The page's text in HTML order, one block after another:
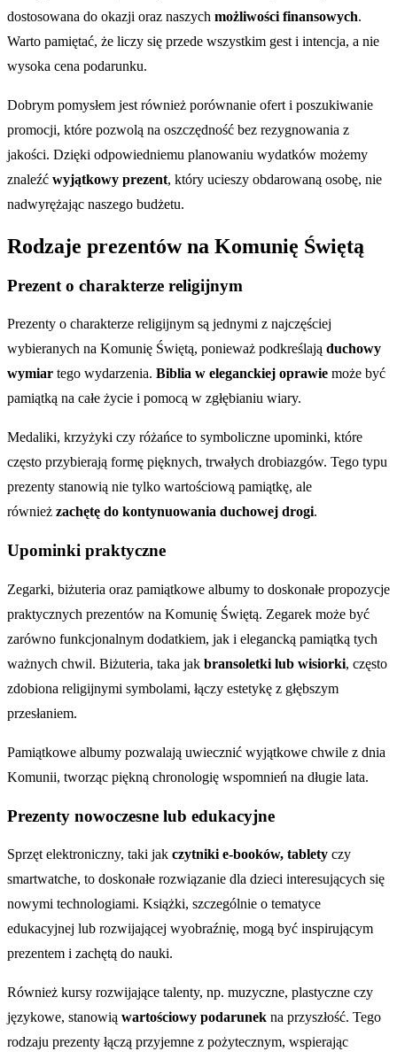
dostosowana do okazji oraz naszych możliwości finansowych.
Warto pamiętać, że liczy się przede wszystkim gest i intencja, a nie
wysoka cena podarunku.
Dobrym pomysłem jest również porównanie ofert i poszukiwanie
promocji, które pozwolą na oszczędność bez rezygnowania z
jakości. Dzięki odpowiedniemu planowaniu wydatków możemy
znaleźć wyjątkowy prezent, który ucieszy obdarowaną osobę, nie
nadwyrężając naszego budżetu.
Rodzaje prezentów na Komunię Świętą
Prezent o charakterze religijnym
Prezenty o charakterze religijnym są jednymi z najczęściej
wybieranych na Komunię Świętą, ponieważ podkreślają duchowy
wymiar tego wydarzenia. Biblia w eleganckiej oprawie może być
pamiątką na całe życie i pomocą w zgłębianiu wiary.
Medaliki, krzyżyki czy różańce to symboliczne upominki, które
często przybierają formę pięknych, trwałych drobiazgów. Tego typu
prezenty stanowią nie tylko wartościową pamiątkę, ale
również zachętę do kontynuowania duchowej drogi.
Upominki praktyczne
Zegarki, biżuteria oraz pamiątkowe albumy to doskonałe propozycje
praktycznych prezentów na Komunię Świętą. Zegarek może być
zarówno funkcjonalnym dodatkiem, jak i elegancką pamiątką tych
ważnych chwil. Biżuteria, taka jak bransoletki lub wisiorki, często
zdobiona religijnymi symbolami, łączy estetykę z głębszym
przesłaniem.
Pamiątkowe albumy pozwalają uwiecznić wyjątkowe chwile z dnia
Komunii, tworząc piękną chronologię wspomnień na długie lata.
Prezenty nowoczesne lub edukacyjne
Sprzęt elektroniczny, taki jak czytniki e-booków, tablety czy
smartwatche, to doskonałe rozwiązanie dla dzieci interesujących się
nowymi technologiami. Książki, szczególnie o tematyce
edukacyjnej lub rozwijającej wyobraźnię, mogą być inspirującym
prezentem i zachętą do nauki.
Również kursy rozwijające talenty, np. muzyczne, plastyczne czy
językowe, stanowią wartościowy podarunek na przyszłość. Tego
rodzaju prezenty łączą przyjemne z pożytecznym, wspierając